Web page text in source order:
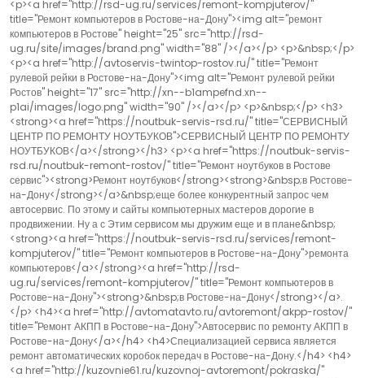
<p><a href="http://rsd-ug.ru/services/remont-kompjuterov/"
title="Ремонт компьютеров в Ростове-на-Дону"><img alt="ремонт
компьютеров в Ростове" height="25" src="http://rsd-
ug.ru/site/images/brand.png" width="88" /></a></p> <p>&nbsp;</p>
<p><a href="http://avtoservis-twintop-rostov.ru/" title="Ремонт
рулевой рейки в Ростове-на-Дону"><img alt="Ремонт рулевой рейки
Ростов" height="17" src="http://xn--b1ampefnd.xn--
p1ai/images/logo.png" width="90" /></a></p> <p>&nbsp;</p> <h3>
<strong><a href="https://noutbuk-servis-rsd.ru/" title="СЕРВИСНЫЙ
ЦЕНТР ПО РЕМОНТУ НОУТБУКОВ">СЕРВИСНЫЙ ЦЕНТР ПО РЕМОНТУ
НОУТБУКОВ</a></strong></h3> <p><a href="https://noutbuk-servis-
rsd.ru/noutbuk-remont-rostov/" title="Ремонт ноутбуков в Ростове
сервис"><strong>Ремонт ноутбуков</strong><strong>&nbsp;в Ростове-
на-Дону</strong></a>&nbsp;еще более конкурентный запрос чем
автосервис. По этому и сайты компьютерных мастеров дорогие в
продвижении. Ну а с Этим сервисом мы дружим еще и в плане&nbsp;
<strong><a href="https://noutbuk-servis-rsd.ru/services/remont-
kompjuterov/" title="Ремонт компьютеров в Ростове-на-Дону">ремонта
компьютеров</a></strong><a href="http://rsd-
ug.ru/services/remont-kompjuterov/" title="Ремонт компьютеров в
Ростове-на-Дону"><strong>&nbsp;в Ростове-на-Дону</strong></a>.
</p> <h4><a href="http://avtomatavto.ru/avtoremont/akpp-rostov/"
title="Ремонт АКПП в Ростове-на-Дону">Автосервис по ремонту АКПП в
Ростове-на-Дону</a></h4> <h4>Специализацией сервиса является
ремонт автоматических коробок передач в Ростове-на-Дону.</h4> <h4>
<a href="http://kuzovnie61.ru/kuzovnoj-avtoremont/pokraska/"